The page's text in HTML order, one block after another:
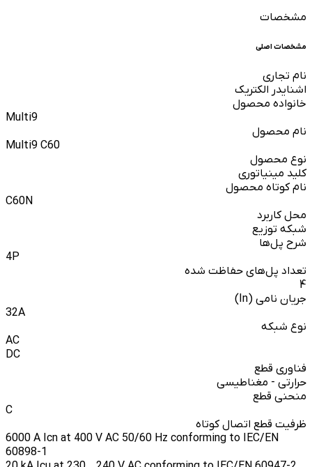
مشخصات
مشخصات اصلی
نام تجاری
اشنایدر الکتریک
خانواده محصول
Multi9
نام محصول
Multi9 C60
نوع محصول
کلید مینیاتوری
نام کوتاه محصول
C60N
محل کاربرد
شبکه توزیع
شرح پل‌ها
4P
تعداد پل‌های حفاظت شده
4
جریان نامی (In)
32A
نوع شبکه
AC
DC
فناوری قطع
حرارتی - مغناطیسی
منحنی قطع
C
ظرفیت قطع اتصال کوتاه
6000 A Icn at 400 V AC 50/60 Hz conforming to IEC/EN
60898-1